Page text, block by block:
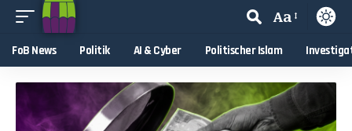
Aa
FoB News Politik AI & Cyber Politischer Islam